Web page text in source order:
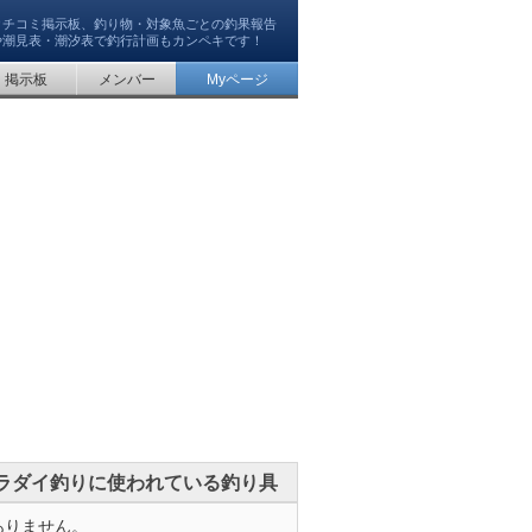
コミ掲示板、釣り物・対象魚ごとの釣果報告
見表・潮汐表で釣行計画もカンペキです！
掲示板 メンバー Myページ
ダイ釣りに使われている釣り具
ません。